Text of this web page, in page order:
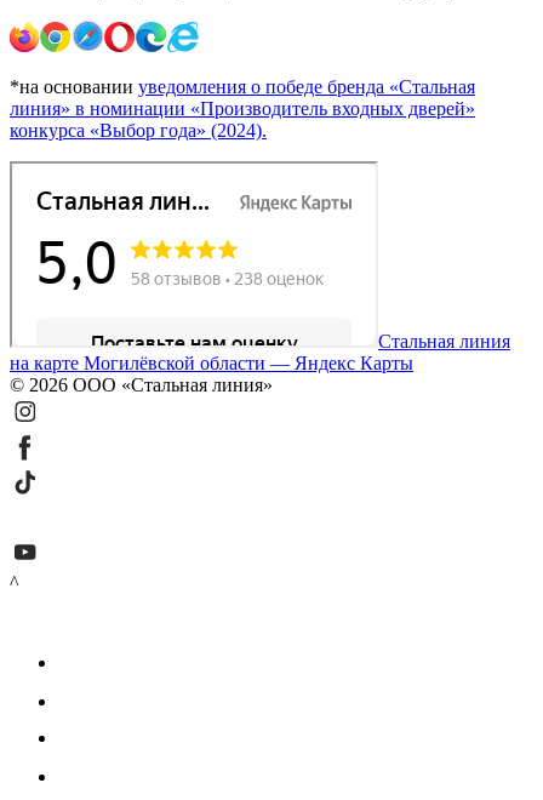
*на основании уведомления о победе бренда «Стальная
линия» в номинации «Производитель входных дверей»
конкурса «Выбор года» (2024).
Стальная линия
на карте Могилёвской области — Яндекс Карты
© 2026 ООО «Стальная линия»
^